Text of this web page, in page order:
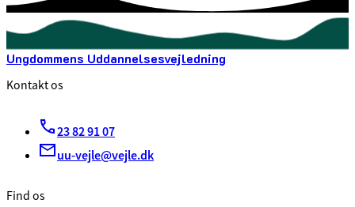
Ungdommens Uddannelsesvejledning
Kontakt os
23 82 91 07
uu-vejle@vejle.dk
Find os